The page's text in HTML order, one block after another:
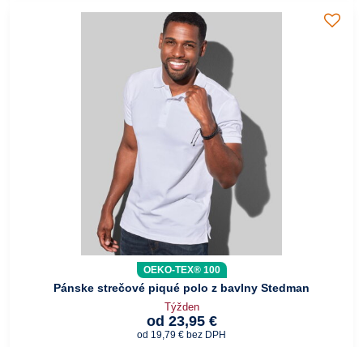
OEKO-TEX® 100
Pánske strečové piqué polo z bavlny Stedman
Týžden
od 23,95 €
od 19,79 € bez DPH